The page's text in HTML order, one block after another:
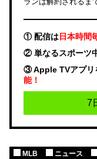
① 配信は日本時間
② 単なるスポーツ
③ Apple TVアプリ
能！
7
MLB ニュース